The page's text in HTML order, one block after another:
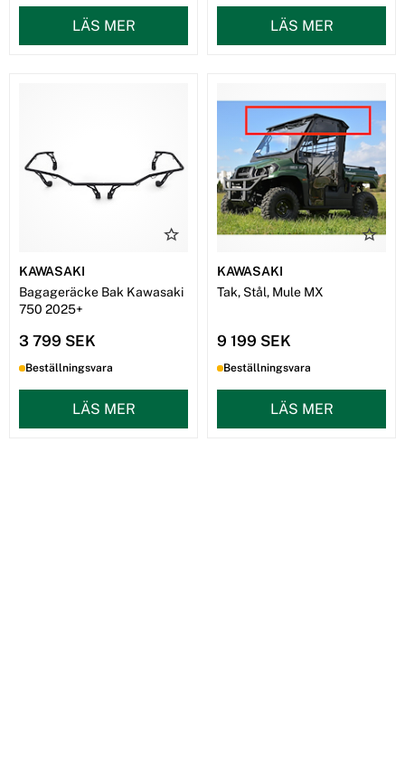
LÄS MER LÄS MER
KAWASAKI
Bagageräcke Bak Kawasaki
750 2025+
3 799 SEK
Beställningsvara
LÄS MER
KAWASAKI
Tak, Stål, Mule MX
9 199 SEK
Beställningsvara
LÄS MER